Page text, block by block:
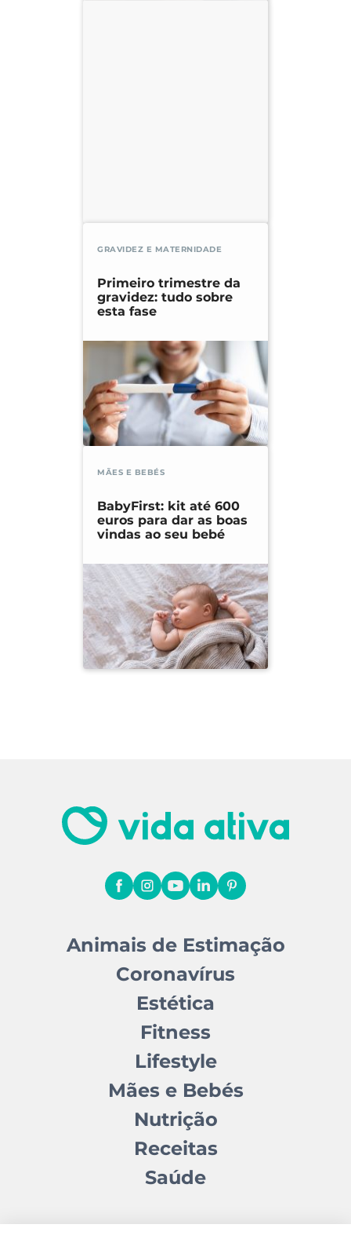
GRAVIDEZ E MATERNIDADE
Primeiro trimestre da
gravidez: tudo sobre
esta fase
MÃES E BEBÉS
BabyFirst: kit até 600
euros para dar as boas
vindas ao seu bebé
Animais de Estimação
Coronavírus
Estética
Fitness
Lifestyle
Mães e Bebés
Nutrição
Receitas
Saúde